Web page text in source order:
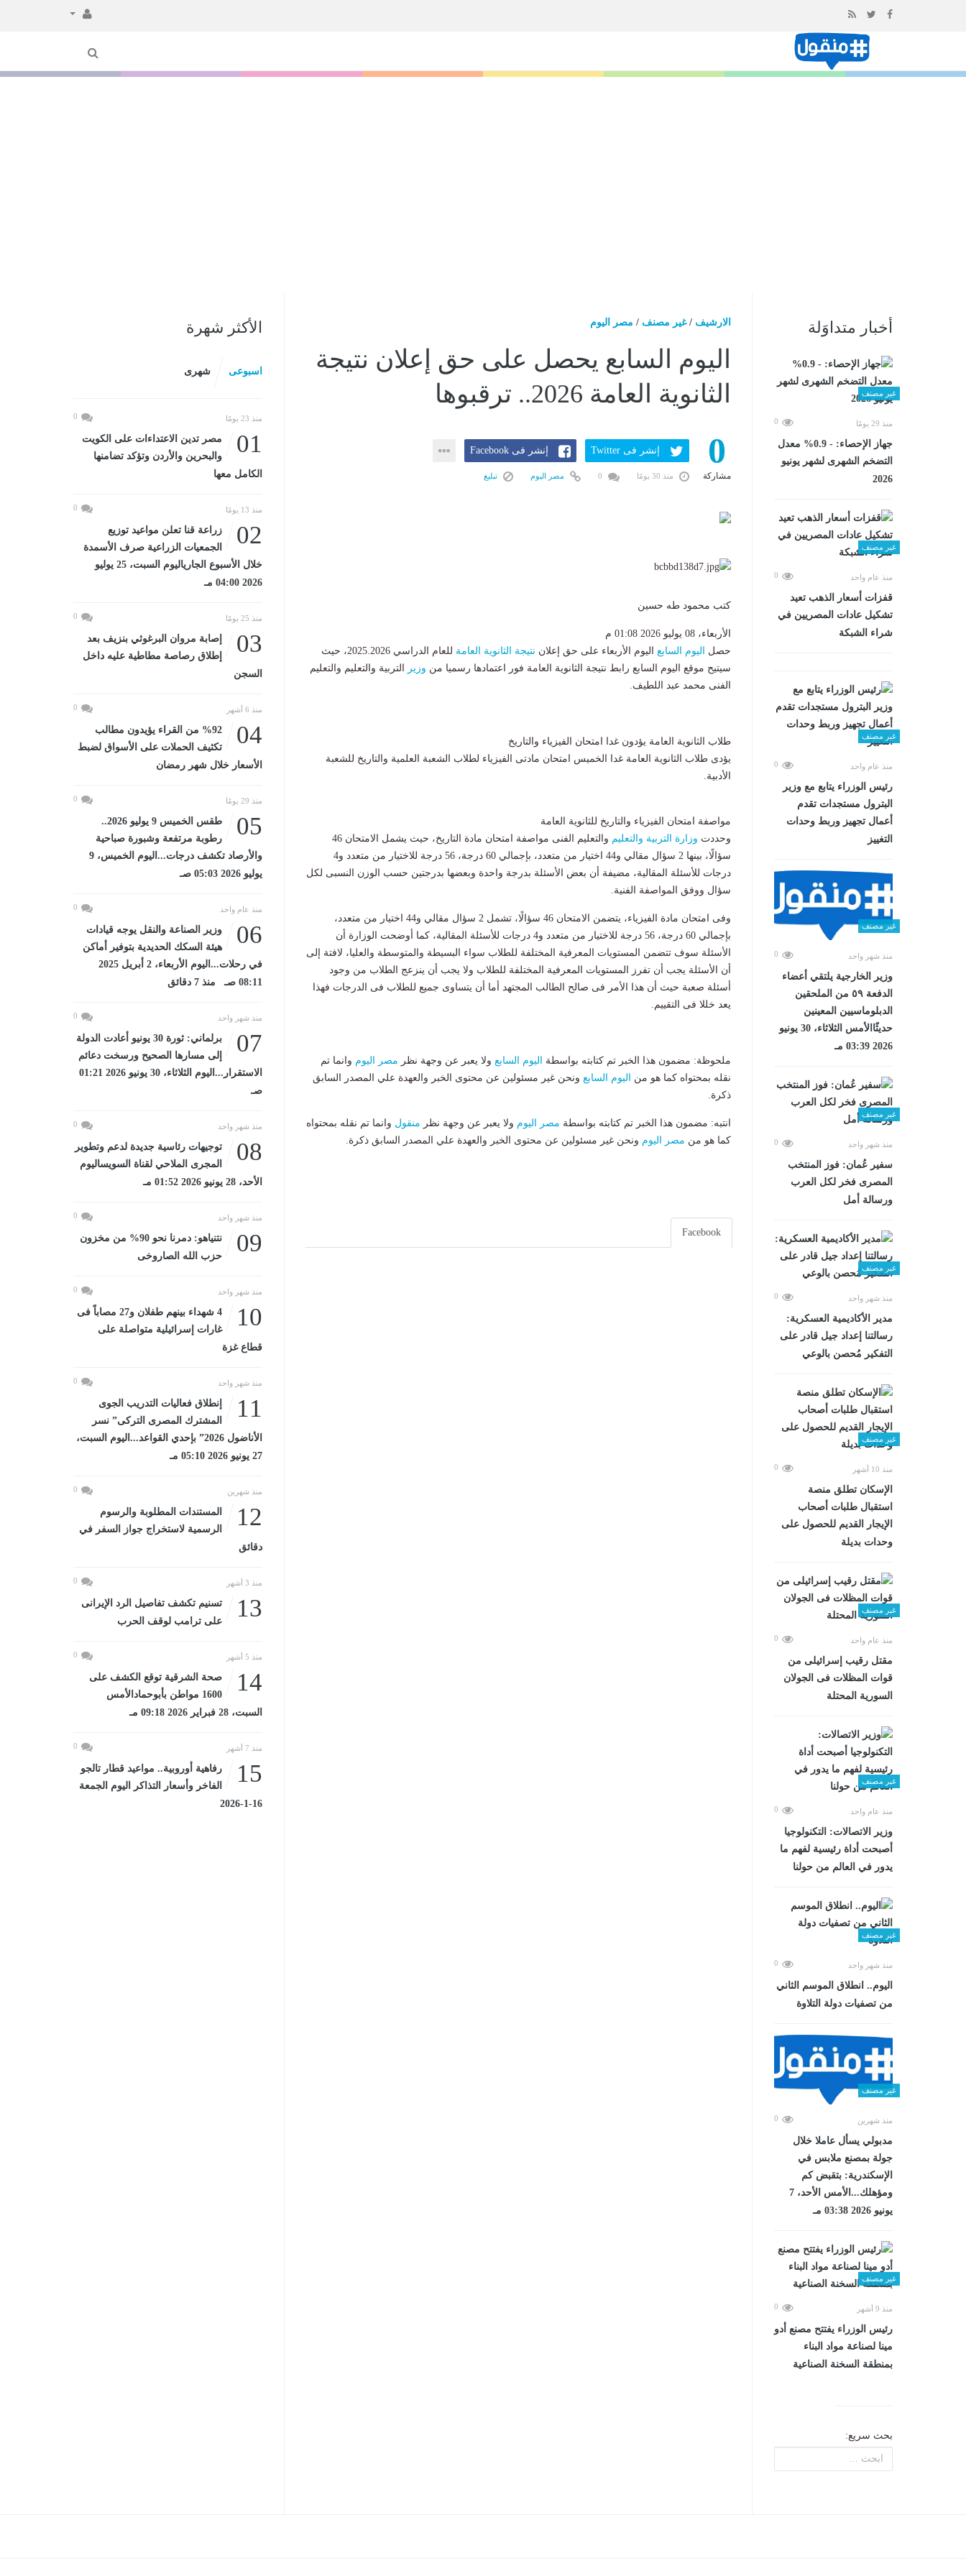
المحتوى
أخبار متداوَلة
غير مصنف
منذ 29 يومًا 0
جهاز الإحصاء: - 0.9% معدل
التضخم الشهرى لشهر يونيو
2026
غير مصنف
منذ عام واحد 0
قفزات أسعار الذهب تعيد
تشكيل عادات المصريين في
شراء الشبكة
غير مصنف
منذ عام واحد 0
رئيس الوزراء يتابع مع وزير
البترول مستجدات تقدم
أعمال تجهيز وربط وحدات
التغييز
غير مصنف
منذ شهر واحد 0
وزير الخارجية يلتقي أعضاء
الدفعة ٥٩ من الملحقين
الدبلوماسيين المعينين
حديثًاالأمس الثلاثاء، 30 يونيو
2026 03:39 مـ
غير مصنف
منذ شهر واحد 0
سفير عُمان: فوز المنتخب
المصرى فخر لكل العرب
ورسالة أمل
غير مصنف
منذ شهر واحد 0
مدير الأكاديمية العسكرية:
رسالتنا إعداد جيل قادر على
التفكير مُحصن بالوعي
غير مصنف
منذ 10 أشهر 0
الإسكان تطلق منصة
استقبال طلبات أصحاب
الإيجار القديم للحصول على
وحدات بديلة
غير مصنف
منذ عام واحد 0
مقتل رقيب إسرائيلى من
قوات المظلات فى الجولان
السورية المحتلة
غير مصنف
منذ عام واحد 0
وزير الاتصالات: التكنولوجيا
أصبحت أداة رئيسية لفهم ما
يدور في العالم من حولنا
غير مصنف
منذ شهر واحد 0
اليوم.. انطلاق الموسم الثاني
من تصفيات دولة التلاوة
غير مصنف
منذ شهرين 0
مدبولي يسأل عاملا خلال
جولة بمصنع ملابس في
الإسكندرية: بتقبض كم
ومؤهلك...الأمس الأحد، 7
يونيو 2026 03:38 مـ
غير مصنف
منذ 9 أشهر 0
رئيس الوزراء يفتتح مصنع أدو
مينا لصناعة مواد البناء
بمنطقة السخنة الصناعية
بحث سريع:
الارشيف /غير مصنف / مصر اليوم
اليوم السابع يحصل على حق إعلان نتيجة
الثانوية العامة 2026.. ترقبوها
0
مشاركة
إنشر فى Twitter إنشر فى Facebook
منذ 30 يومًا مصر اليوم تبليغ
كتب محمود طه حسين
الأربعاء، 08 يوليو 2026 01:08 م
حصل
اليوم السابع اليوم الأربعاء على حق إعلان نتيجة الثانوية العامة
للعام الدراسي 2025.2026، حيث
سيتيح موقع اليوم السابع رابط نتيجة الثانوية العامة فور اعتمادها رسميا من وزير
التربية والتعليم والتعليم
الفنى محمد عبد اللطيف.
طلاب الثانوية العامة يؤدون غدا امتحان الفيزياء والتاريخ
يؤدى طلاب الثانوية العامة غدا الخميس امتحان مادتى الفيزياء لطلاب الشعبة العلمية والتاريخ للشعبة
الأدبية.
مواصفة امتحان الفيزياء والتاريخ للثانوية العامة
وحددت وزارة التربية والتعليم
والتعليم الفنى مواصفة امتحان مادة التاريخ، حيث يشمل الامتحان 46
سؤالًا، بينها 2 سؤال مقالي و44 اختيار من متعدد، بإجمالي 60 درجة، 56 درجة للاختيار من متعدد و4
درجات للأسئلة المقالية، مضيفة أن بعض الأسئلة بدرجة واحدة وبعضها بدرجتين حسب الوزن النسبى لكل
سؤال ووفق المواصفة الفنية.
وفى امتحان مادة الفيزياء، يتضمن الامتحان 46 سؤالًا، تشمل 2 سؤال مقالي و44 اختيار من متعدد،
بإجمالي 60 درجة، 56 درجة للاختيار من متعدد و4 درجات للأسئلة المقالية، كما أوضحت الوزارة أن
الأسئلة سوف تتضمن المستويات المعرفية المختلفة للطلاب سواء البسيطة والمتوسطة والعليا، لافتة إلى
أن الأسئلة يجب أن تفرز المستويات المعرفية المختلفة للطلاب ولا يجب أن ينزعج الطلاب من وجود
أسئلة صعبة حيث أن هذا الأمر فى صالح الطالب المجتهد أما أن يتساوى جميع للطلاب فى الدرجات فهذا
يعد خللا فى التقييم.
ملحوظة: مضمون هذا الخبر تم كتابته بواسطة اليوم السابع ولا يعبر عن وجهة نظر مصر اليوم وانما تم
نقله بمحتواه كما هو من
اليوم السابع ونحن غير مسئولين عن محتوى الخبر والعهدة علي المصدر السابق
ذكرة.
انتبه: مضمون هذا الخبر تم كتابته بواسطة مصر اليوم ولا يعبر عن وجهة نظر منقول وانما تم نقله بمحتواه
كما هو من مصر اليوم ونحن غير مسئولين عن محتوى الخبر والعهدة علي المصدر السابق ذكرة.
Facebook
الأكثر شهرة
اسبوعى شهرى
منذ 23 يومًا 0
01
مصر تدين الاعتداءات على الكويت
والبحرين والأردن وتؤكد تضامنها
الكامل معها
منذ 13 يومًا 0
02
زراعة قنا تعلن مواعيد توزيع
الجمعيات الزراعية صرف الأسمدة
خلال الأسبوع الجارياليوم السبت، 25 يوليو
2026 04:00 مـ
منذ 25 يومًا 0
03
إصابة مروان البرغوثي بنزيف بعد
إطلاق رصاصة مطاطية عليه داخل
السجن
منذ 6 أشهر 0
04
%92 من القراء يؤيدون مطالب
تكثيف الحملات على الأسواق لضبط
الأسعار خلال شهر رمضان
منذ 29 يومًا 0
05
طقس الخميس 9 يوليو 2026..
رطوبة مرتفعة وشبورة صباحية
والأرصاد تكشف درجات...اليوم الخميس، 9
يوليو 2026 05:03 صـ
منذ عام واحد 0
06
وزير الصناعة والنقل يوجه قيادات
هيئة السكك الحديدية بتوفير أماكن
في رحلات...اليوم الأربعاء، 2 أبريل 2025
08:11 صـ منذ 7 دقائق
منذ شهر واحد 0
07
برلماني: ثورة 30 يونيو أعادت الدولة
إلى مسارها الصحيح ورسخت دعائم
الاستقرار...اليوم الثلاثاء، 30 يونيو 2026 01:21
صـ
منذ شهر واحد 0
08
توجيهات رئاسية جديدة لدعم وتطوير
المجرى الملاحي لقناة السويساليوم
الأحد، 28 يونيو 2026 01:52 مـ
منذ شهر واحد 0
09
نتنياهو: دمرنا نحو 90% من مخزون
حزب الله الصاروخى
منذ شهر واحد 0
10
4 شهداء بينهم طفلان و27 مصاباً فى
غارات إسرائيلية متواصلة على
قطاع غزة
منذ شهر واحد 0
11
إنطلاق فعاليات التدريب الجوى
المشترك المصرى التركى” نسر
الأناضول 2026” بإحدي القواعد...اليوم السبت،
27 يونيو 2026 05:10 مـ
منذ شهرين 0
12
المستندات المطلوبة والرسوم
الرسمية لاستخراج جواز السفر في
دقائق
منذ 3 أشهر 0
13
تسنيم تكشف تفاصيل الرد الإيرانى
على ترامب لوقف الحرب
منذ 5 أشهر 0
14
صحة الشرقية توقع الكشف على
1600 مواطن بأبوحمادالأمس
السبت، 28 فبراير 2026 09:18 مـ
منذ 7 أشهر 0
15
رفاهية أوروبية.. مواعيد قطار تالجو
الفاخر وأسعار التذاكر اليوم الجمعة
16-1-2026